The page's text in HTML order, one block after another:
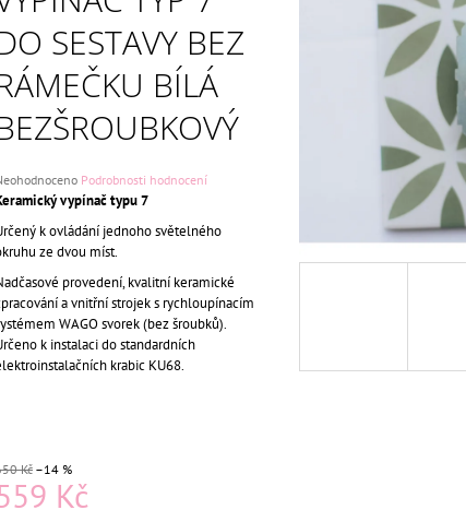
SESTAVY BEZ
BÍLÁ
Podrobnosti hodnocení
vypínač typu 7
k ovládání jednoho světelného
ze dvou míst.
provedení, kvalitní keramické
a vnitřní strojek s rychloupínacím
WAGO svorek (bez šroubků).
k instalaci do standardních
krabic KU68.
Kč –14 %
Kč
Kč
699 Kč
Původně: 750